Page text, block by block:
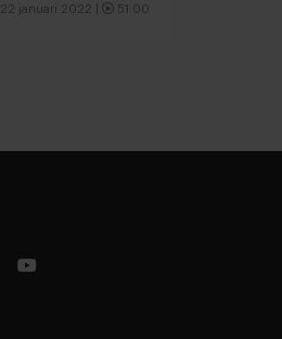
22 januari 2022 51:00